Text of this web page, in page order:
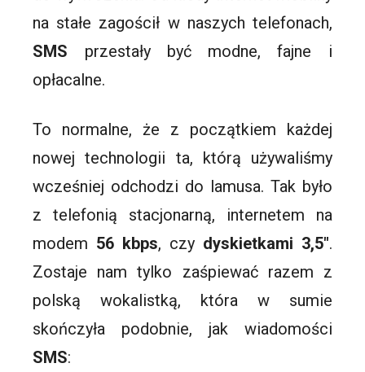
na stałe zagościł w naszych telefonach,
SMS przestały być modne, fajne i
opłacalne.
To normalne, że z początkiem każdej
nowej technologii ta, którą używaliśmy
wcześniej odchodzi do lamusa. Tak było
z telefonią stacjonarną, internetem na
modem 56 kbps, czy dyskietkami 3,5″.
Zostaje nam tylko zaśpiewać razem z
polską wokalistką, która w sumie
skończyła podobnie, jak wiadomości
SMS: